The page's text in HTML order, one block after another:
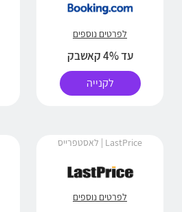
לפרטים נוספים
עד 4% קאשבק
לקנייה
LastPrice | לאסטפרייס
לפרטים נוספים